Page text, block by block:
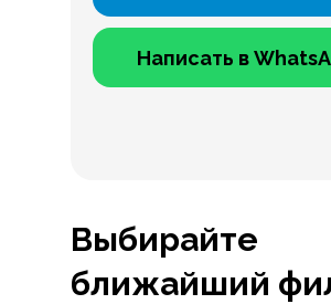
Написать в
Выбирайте
ближайший